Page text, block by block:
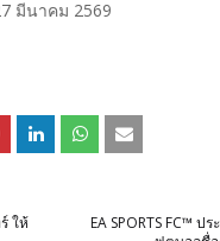
มีนาคม 2569
EA SPORTS FC™
ให้